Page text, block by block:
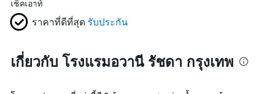
เช็คเอาท์
ราคาที่ดีที่สุด รับประกัน
เกี่ยวกับ โรงแรมอวานี รัชดา กรุงเทพ